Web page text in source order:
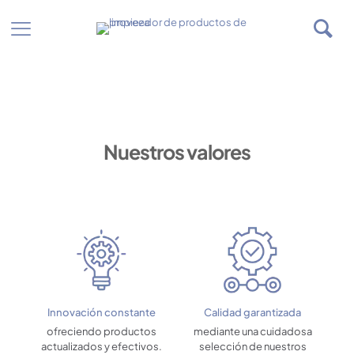
Nuestros valores
Innovación constante
ofreciendo productos
actualizados y efectivos.
Calidad garantizada
mediante una cuidadosa
selección de nuestros